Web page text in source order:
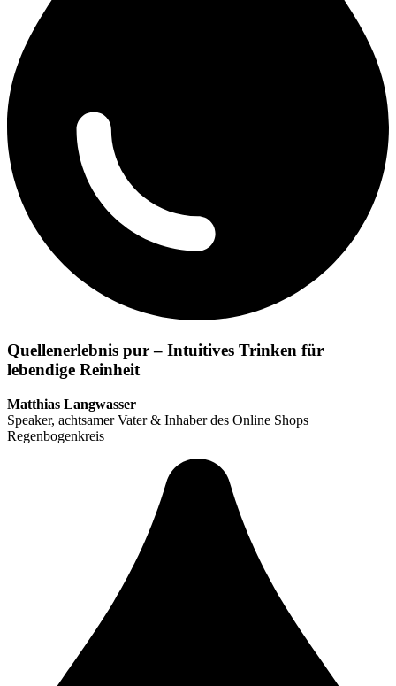
Quellenerlebnis pur – Intuitives Trinken für
lebendige Reinheit
Matthias Langwasser
Speaker, achtsamer Vater & Inhaber des Online Shops
Regenbogenkreis